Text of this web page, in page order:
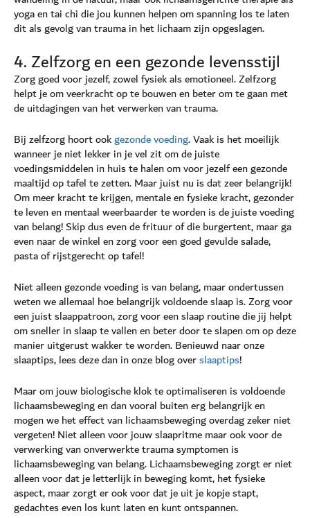
yoga en tai chi die jou kunnen helpen om spanning los te laten
dit als gevolg van trauma in het lichaam zijn opgeslagen.
4. Zelfzorg en een gezonde levensstijl
Zorg goed voor jezelf, zowel fysiek als emotioneel. Zelfzorg
helpt je om veerkracht op te bouwen en beter om te gaan met
de uitdagingen van het verwerken van trauma.
Bij zelfzorg hoort ookgezonde voeding. Vaak is het moeilijk
wanneer je niet lekker in je vel zit om de juiste
voedingsmiddelen in huis te halen om voor jezelf een gezonde
maaltijd op tafel te zetten. Maar juist nu is dat zeer belangrijk!
Om meer kracht te krijgen, mentale en fysieke kracht, gezonder
te leven en mentaal weerbaarder te worden is de juiste voeding
van belang! Skip dus even de frituur of die burgertent, maar ga
even naar de winkel en zorg voor een goed gevulde salade,
pasta of rijstgerecht op tafel!
Niet alleen gezonde voeding is van belang, maar ondertussen
weten we allemaal hoe belangrijk voldoende slaap is. Zorg voor
een juist slaappatroon, zorg voor een slaap routine die jij helpt
om sneller in slaap te vallen en beter door te slapen om op deze
manier uitgerust wakker te worden. Benieuwd naar onze
slaaptips, lees deze dan in onze blog overslaaptips!
Maar om jouw biologische klok te optimaliseren is voldoende
lichaamsbeweging en dan vooral buiten erg belangrijk en
mogen we het effect van lichaamsbeweging overdag zeker niet
vergeten! Niet alleen voor jouw slaapritme maar ook voor de
verwerking van onverwerkte trauma symptomen is
lichaamsbeweging van belang. Lichaamsbeweging zorgt er niet
alleen voor dat je letterlijk in beweging komt, het fysieke
aspect, maar zorgt er ook voor dat je uit je kopje stapt,
gedachtes even los kunt laten en kunt ontspannen.